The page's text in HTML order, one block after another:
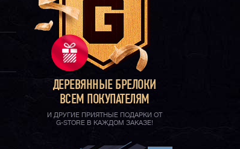
ДЕРЕВЯННЫЕ БРЕЛОКИ
ВСЕМ ПОКУПАТЕЛЯМ
И ДРУГИЕ ПРИЯТНЫЕ ПОДАРКИ ОТ
G-STORE В КАЖДОМ ЗАКАЗЕ!